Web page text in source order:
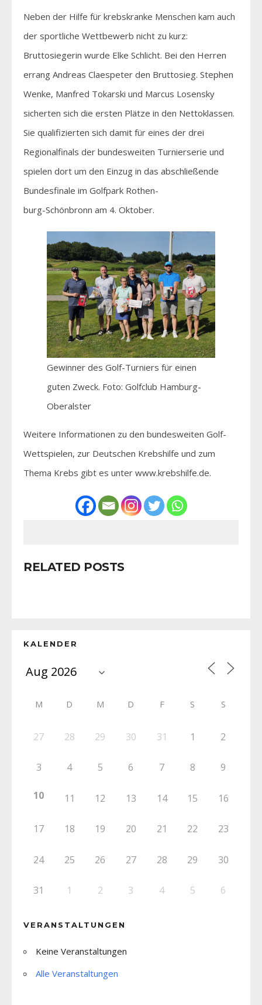
Neben der Hilfe für krebskranke Menschen kam auch
der sportliche Wettbewerb nicht zu kurz:
Bruttosiegerin wurde Elke Schlicht. Bei den Herren
errang Andreas Claespeter den Bruttosieg. Stephen
Wenke, Manfred Tokarski und Marcus Losensky
sicherten sich die ersten Plätze in den Nettoklassen.
Sie qualifizierten sich damit für eines der drei
Regionalfinals der bundesweiten Turnierserie und
spielen dort um den Einzug in das abschließende
Bundesfinale im Golfpark Rothen-
burg-Schönbronn am 4. Oktober.
Gewinner des Golf-Turniers für einen
guten Zweck. Foto: Golfclub Hamburg-
Oberalster
Weitere Informationen zu den bundesweiten Golf-
Wettspielen, zur Deutschen Krebshilfe und zum
Thema Krebs gibt es unter www.krebshilfe.de.
RELATED POSTS
KALENDER
M D M D F S S
27 28 29 30 31 1 2
3 4 5 6 7 8 9
10 11 12 13 14 15 16
17 18 19 20 21 22 23
24 25 26 27 28 29 30
31 1 2 3 4 5 6
VERANSTALTUNGEN
Keine Veranstaltungen
Alle Veranstaltungen